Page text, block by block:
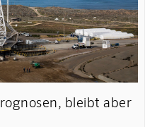
bleibt aber